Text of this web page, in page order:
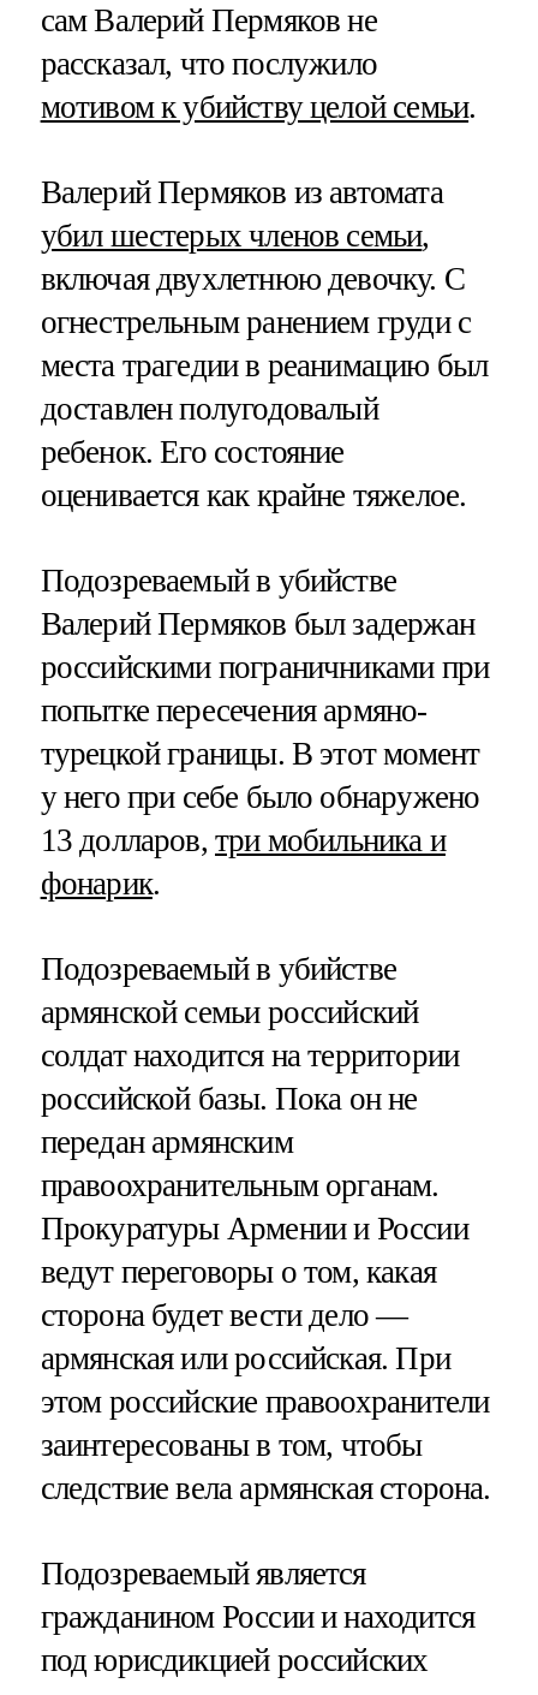
сам Валерий Пермяков не
рассказал, что послужило
мотивом к убийству целой семьи.
Валерий Пермяков из автомата
убил шестерых членов семьи,
включая двухлетнюю девочку. С
огнестрельным ранением груди с
места трагедии в реанимацию был
доставлен полугодовалый
ребенок. Его состояние
оценивается как крайне тяжелое.
Подозреваемый в убийстве
Валерий Пермяков был задержан
российскими пограничниками при
попытке пересечения армяно-
турецкой границы. В этот момент
у него при себе было обнаружено
13 долларов, три мобильника и
фонарик.
Подозреваемый в убийстве
армянской семьи российский
солдат находится на территории
российской базы. Пока он не
передан армянским
правоохранительным органам.
Прокуратуры Армении и России
ведут переговоры о том, какая
сторона будет вести дело —
армянская или российская. При
этом российские правоохранители
заинтересованы в том, чтобы
следствие вела армянская сторона.
Подозреваемый является
гражданином России и находится
под юрисдикцией российских